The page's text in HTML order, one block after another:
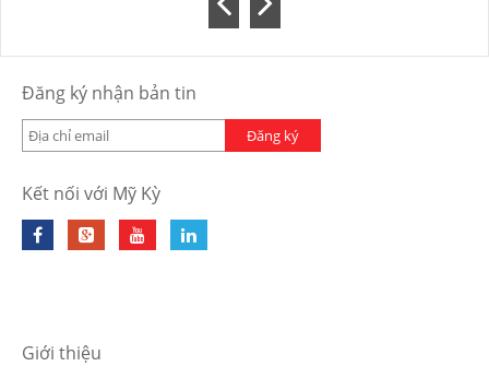
Đăng ký nhận bản tin
Đăng ký
Kết nối với Mỹ Kỳ
Giới thiệu